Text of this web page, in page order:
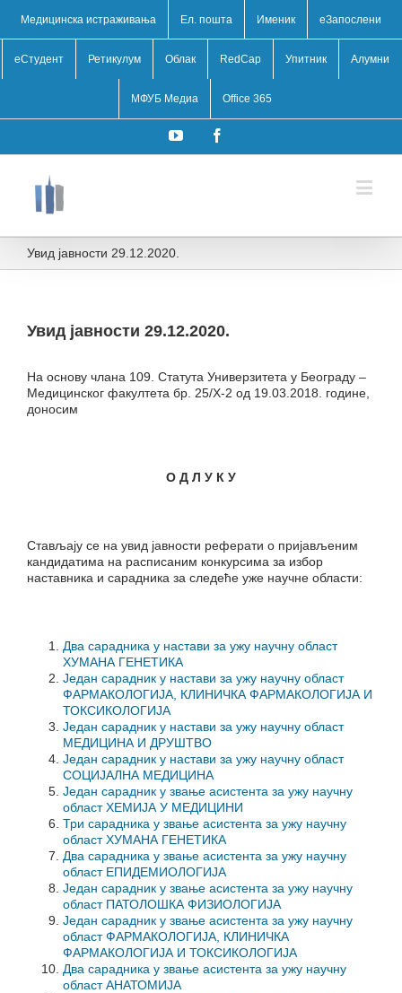
Медицинска истраживања Ел. пошта Именик eЗапослени
еСтудент Ретикулум Облак RedCap Упитник Алумни
МФУБ Медиа Office 365
YouTube
Увид јавности 29.12.2020.
Увид јавности 29.12.2020.
На основу члана 109. Статута Универзитета у Београду –
Медицинског факултета бр. 25/Х-2 од 19.03.2018. године,
доносим
О Д Л У К У
Стављају се на увид јавности реферати о пријављеним
кандидатима на расписаним конкурсима за избор
наставника и сарадника за следеће уже научне области:
Два сарадника у настави за ужу научну област
ХУМАНА ГЕНЕТИКА
Један сарадник у настави за ужу научну област
ФАРМАКОЛОГИЈА, КЛИНИЧКА ФАРМАКОЛОГИЈА И
ТОКСИКОЛОГИЈА
Један сарадник у настави за ужу научну област
МЕДИЦИНА И ДРУШТВО
Један сарадник у настави за ужу научну област
СОЦИЈАЛНА МЕДИЦИНА
Један сарадник у звање асистента за ужу научну
област ХЕМИЈА У МЕДИЦИНИ
Три сарадника у звање асистента за ужу научну
област ХУМАНА ГЕНЕТИКА
Два сарадника у звање асистента за ужу научну
област ЕПИДЕМИОЛОГИЈА
Један сарадник у звање асистента за ужу научну
област ПАТОЛОШКА ФИЗИОЛОГИЈА
Један сарадник у звање асистента за ужу научну
област ФАРМАКОЛОГИЈА, КЛИНИЧКА
ФАРМАКОЛОГИЈА И ТОКСИКОЛОГИЈА
Два сарадника у звање асистента за ужу научну
област АНАТОМИЈА